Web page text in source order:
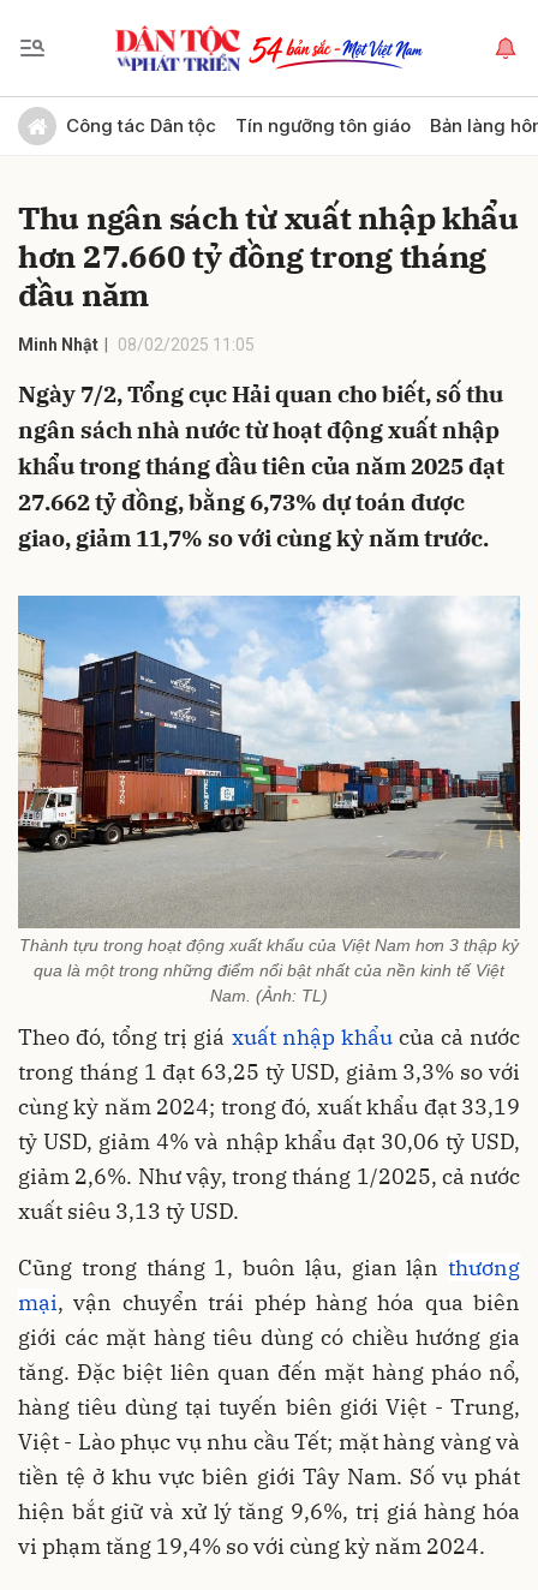
Công tác Dân tộc Tín ngưỡng tôn giáo Bản làng
Thu ngân sách từ xuất nhập khẩu
hơn 27.660 tỷ đồng trong tháng
đầu năm
Minh Nhật 08/02/2025 11:05
Ngày 7/2, Tổng cục Hải quan cho biết, số thu
ngân sách nhà nước từ hoạt động xuất nhập
khẩu trong tháng đầu tiên của năm 2025 đạt
27.662 tỷ đồng, bằng 6,73% dự toán được
giao, giảm 11,7% so với cùng kỳ năm trước.
Thành tựu trong hoạt động xuất khẩu của Việt Nam hơn 3 thập kỷ
qua là một trong những điểm nổi bật nhất của nền kinh tế Việt
Nam. (Ảnh: TL)
Theo đó, tổng trị giá xuất nhập khẩucủa cả nước
trong tháng 1 đạt 63,25 tỷ USD, giảm 3,3% so với
cùng kỳ năm 2024; trong đó, xuất khẩu đạt 33,19
tỷ USD, giảm 4% và nhập khẩu đạt 30,06 tỷ USD,
giảm 2,6%. Như vậy, trong tháng 1/2025, cả nước
xuất siêu 3,13 tỷ USD.
Cũng trong tháng 1, buôn lậu, gian lận thương
mại, vận chuyển trái phép hàng hóa qua biên
giới các mặt hàng tiêu dùng có chiều hướng gia
tăng. Đặc biệt liên quan đến mặt hàng pháo nổ,
hàng tiêu dùng tại tuyến biên giới Việt - Trung,
Việt - Lào phục vụ nhu cầu Tết; mặt hàng vàng và
tiền tệ ở khu vực biên giới Tây Nam. Số vụ phát
hiện bắt giữ và xử lý tăng 9,6%, trị giá hàng hóa
vi phạm tăng 19,4% so với cùng kỳ năm 2024.
Gửi bình luận